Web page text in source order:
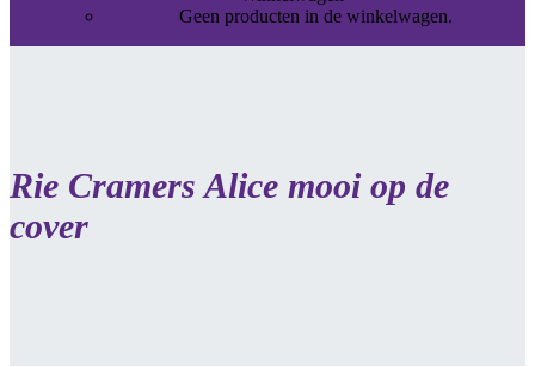
Geen producten in de winkelwagen.
Rie Cramers Alice mooi op de
cover